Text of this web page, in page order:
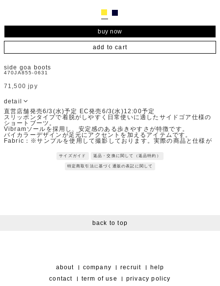
add to cart
side goa boots
470JA855-0631
71,500 jpy
detail
直営店舗発売6/3(水)予定 EC発売6/3(水)12:00予定
スリッポンタイプで着脱がしやすく日常使いに適したサイドゴア仕様の
ショートブーツ。
Vibramソールを採用し、安定感のある歩きやすさが特徴です。
バイカラーデザインが足元にアクセントを加えるアイテムです。
Fabric：※サンプルを使用して撮影しております。実際の商品と仕様が
※トルソ着用画像の色味が実物に近いです。但し、お使いの端末により
表示される色味に多少の違いが生じます。
※屋外撮影の画像は、光の照射や角度により、実物と多少の差異が生じ
サイズガイド 返品・交換に関して（返品特約）
特定商取引法に基づく通販の表記に関して
back to top
about company recruit
help
contact
term of use privacy policy